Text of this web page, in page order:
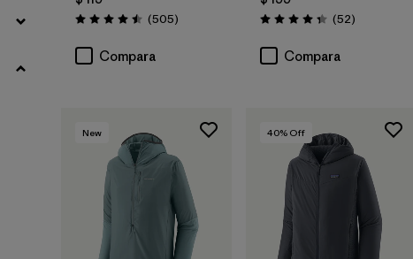
Valoración: 4.5 / 5
(505Comentarios
)
Compara
Valoración: 4.3 / 5
(52Comentarios
)
Compara
New 40% Off